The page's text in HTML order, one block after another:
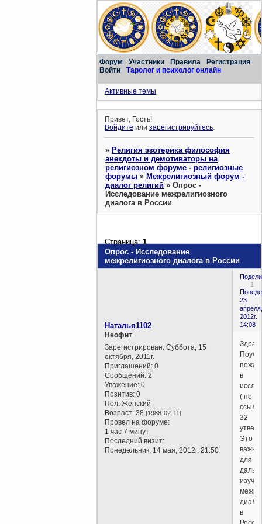
Форум Участники Правила
Регистрация
Войти
Таролог и психолог онлайн
Активные темы
Привет, Гость!
Войдите илизарегистрируйтесь.
»Религия эзотерика философия
анекдоты и демотиваторы на
религиозном форуме - религиозные
форумы »Межрелигиозный форум -
диалог религий »Опрос -
Исследование межрелигиозного
диалога в России
Опрос - Исследование
межрелигиозного диалога в России
Страница:1
1
23
апреля,
2012г.
14:08
Наталья1102
Неофит
Зарегистрирован: Суббота, 15
октября, 2011г.
Приглашений: 0
Сообщений: 2
Уважение: 0
Позитив: 0
Пол: Женский
Возраст: 38[1988-02-11]
Провел на форуме:
1 час 7 минут
Последний визит:
Понедельник, 14 мая, 2012г. 21:50
в
( по
32
Это
важно
для
в